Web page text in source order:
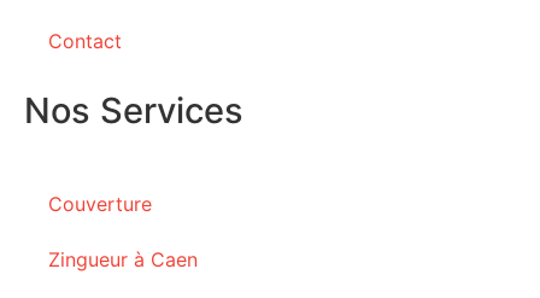
Contact
Nos Services
Couverture
Zingueur à Caen